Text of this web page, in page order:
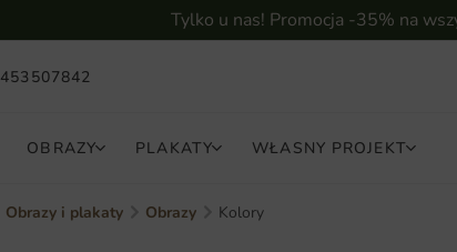
Tylko u nas! Promocja -35% na
453507842
OBRAZY PLAKATY WŁASNY PROJEKT
Obrazy i plakaty Obrazy Kolory